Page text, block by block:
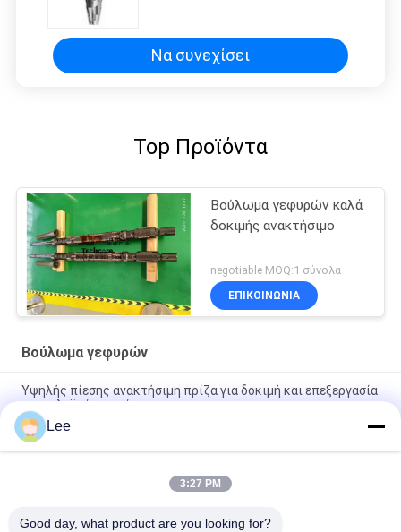
Να συνεχίσει
Top Προϊόντα
Βούλωμα γεφυρών καλά
δοκιμής ανακτήσιμο
negotiable MOQ:1 σύνολα
ΕΠΙΚΟΙΝΩΝΊΑ
Βούλωμα γεφυρών
Υψηλής πίεσης ανακτήσιμη πρίζα για δοκιμή και επεξεργασία
πετρελαϊκών πηγών
10K μηχανικό βούλωμα γεφυρών συνόλου ανακτήσιμο για
Downhole πετρελαιοπηγών τη δοκιμή
Ανακτήσιμα Slickline πετρελαίου βουλώματα εργαλείων 3L
Lee
3:27 PM
Good day, what product are you looking for?